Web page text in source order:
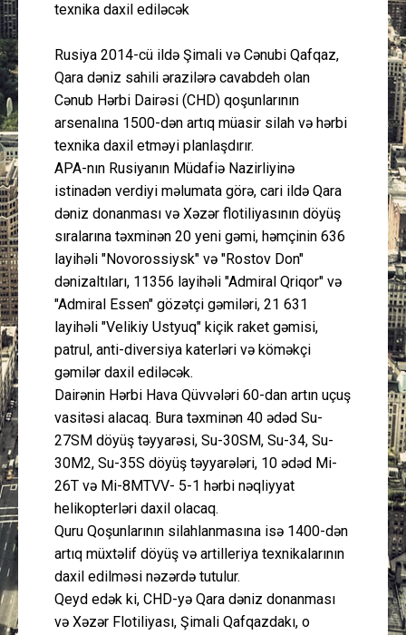
Peşə etikası
Əlaqə
texnika daxil ediləcək
Rusiya 2014-cü ildə Şimali və Cənubi Qafqaz,
Qara dəniz sahili ərazilərə cavabdeh olan
Cənub Hərbi Dairəsi (CHD) qoşunlarının
arsenalına 1500-dən artıq müasir silah və hərbi
texnika daxil etməyi planlaşdırır.
APA-nın Rusiyanın Müdafiə Nazirliyinə
istinadən verdiyi məlumata görə, cari ildə Qara
dəniz donanması və Xəzər flotiliyasının döyüş
sıralarına təxminən 20 yeni gəmi, həmçinin 636
layihəli "Novorossiysk" və "Rostov Don"
dənizaltıları, 11356 layihəli "Admiral Qriqor" və
"Admiral Essen" gözətçi gəmiləri, 21 631
layihəli "Velikiy Ustyuq" kiçik raket gəmisi,
patrul, anti-diversiya katerləri və köməkçi
gəmilər daxil ediləcək.
Dairənin Hərbi Hava Qüvvələri 60-dan artın uçuş
vasitəsi alacaq. Bura təxminən 40 ədəd Su-
27SM döyüş təyyarəsi, Su-30SM, Su-34, Su-
30M2, Su-35S döyüş təyyarələri, 10 ədəd Mi-
26T və Mi-8MTVV- 5-1 hərbi nəqliyyat
helikopterləri daxil olacaq.
Quru Qoşunlarının silahlanmasına isə 1400-dən
artıq müxtəlif döyüş və artilleriya texnikalarının
daxil edilməsi nəzərdə tutulur.
Qeyd edək ki, CHD-yə Qara dəniz donanması
və Xəzər Flotiliyası, Şimali Qafqazdakı, o